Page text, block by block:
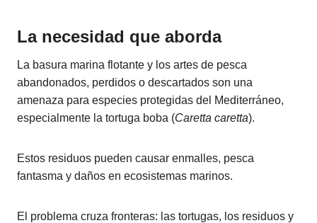
La necesidad que aborda
La basura marina flotante y los artes de pesca
abandonados, perdidos o descartados son una
amenaza para especies protegidas del Mediterráneo,
especialmente la tortuga boba (Caretta caretta).
Estos residuos pueden causar enmalles, pesca
fantasma y daños en ecosistemas marinos.
El problema cruza fronteras: las tortugas, los residuos y